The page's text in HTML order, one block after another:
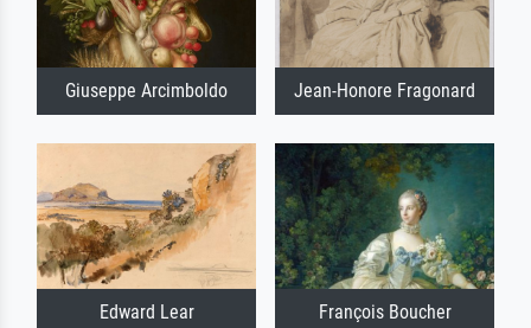
Giuseppe Arcimboldo Jean-Honore Fragonard
Edward Lear François Boucher